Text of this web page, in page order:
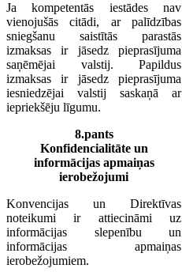
Ja kompetentās iestādes nav
vienojušās citādi, ar palīdzības
sniegšanu saistītās parastās
izmaksas ir jāsedz pieprasījuma
saņēmējai valstij. Papildus
izmaksas ir jāsedz pieprasījuma
iesniedzējai valstij saskaņā ar
iepriekšēju līgumu.
8.pants
Konfidencialitāte un
informācijas apmaiņas
ierobežojumi
Konvencijas un Direktīvas
noteikumi ir attiecināmi uz
informācijas slepenību un
informācijas apmaiņas
ierobežojumiem.